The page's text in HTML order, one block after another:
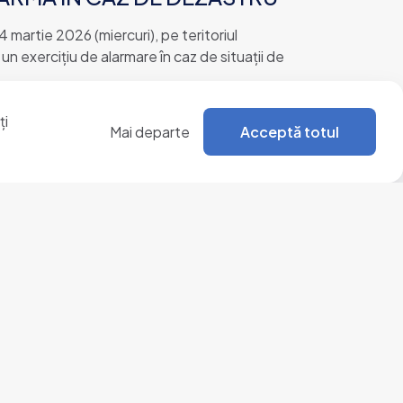
martie 2026 (miercuri), pe teritoriul
exercițiu de alarmare în caz de situații de
Mai departe
Mai departe Acceptă totul